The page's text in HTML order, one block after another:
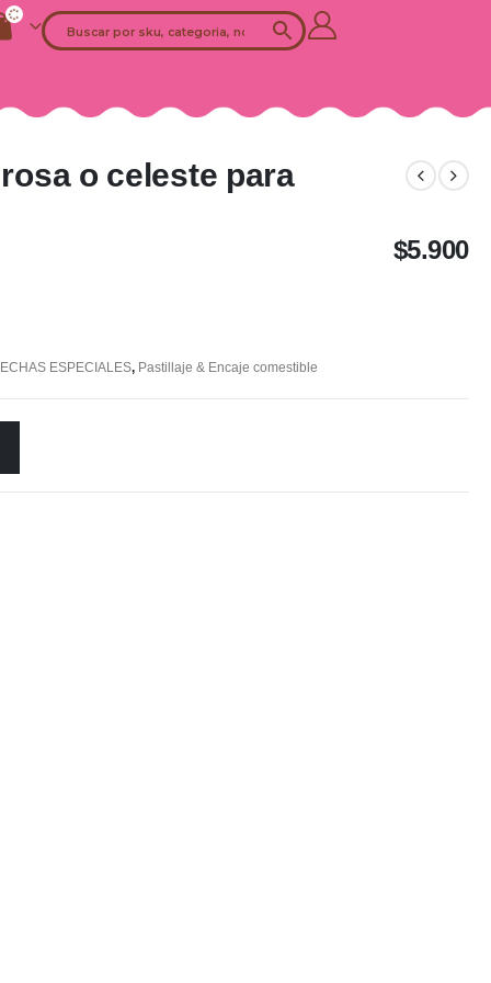
o celeste para
$5.900
ESPECIALES, Pastillaje & Encaje comestible